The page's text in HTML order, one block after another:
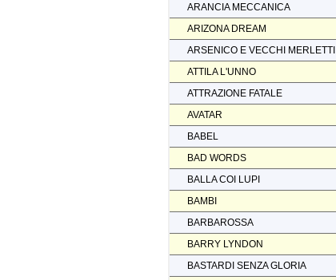
ARANCIA MECCANICA
ARIZONA DREAM
ARSENICO E VECCHI MERLETTI
ATTILA L'UNNO
ATTRAZIONE FATALE
AVATAR
BABEL
BAD WORDS
BALLA COI LUPI
BAMBI
BARBAROSSA
BARRY LYNDON
BASTARDI SENZA GLORIA